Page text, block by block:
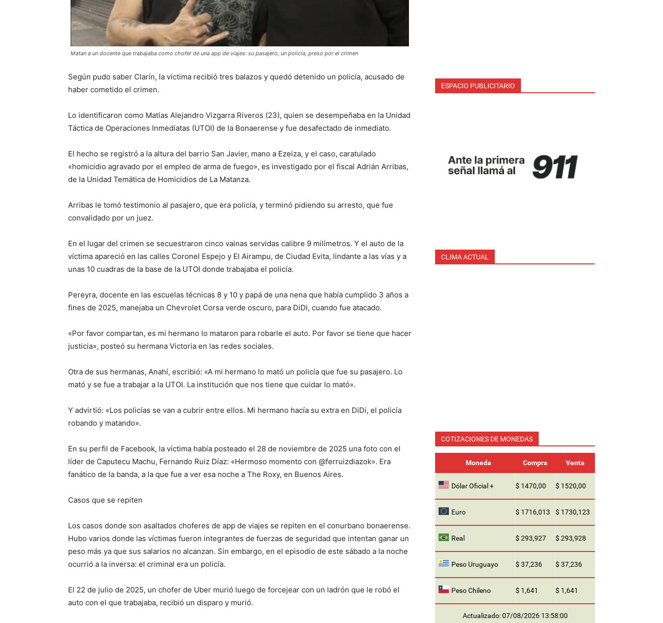
Matan a un docente que trabajaba como chofer de una app de viajes: su pasajero, un policía, preso por el crimen
Según pudo saber Clarín, la víctima recibió tres balazos y quedó detenido un policía, acusado de
haber cometido el crimen.
Lo identificaron como Matías Alejandro Vizgarra Riveros (23), quien se desempeñaba en la Unidad
Táctica de Operaciones Inmediatas (UTOI) de la Bonaerense y fue desafectado de inmediato.
El hecho se registró a la altura del barrio San Javier, mano a Ezeiza, y el caso, caratulado
«homicidio agravado por el empleo de arma de fuego», es investigado por el fiscal Adrián Arribas,
de la Unidad Temática de Homicidios de La Matanza.
Arribas le tomó testimonio al pasajero, que era policía, y terminó pidiendo su arresto, que fue
convalidado por un juez.
En el lugar del crimen se secuestraron cinco vainas servidas calibre 9 milímetros. Y el auto de la
víctima apareció en las calles Coronel Espejo y El Airampu, de Ciudad Evita, lindante a las vías y a
unas 10 cuadras de la base de la UTOI donde trabajaba el policía.
Pereyra, docente en las escuelas técnicas 8 y 10 y papá de una nena que había cumplido 3 años a
fines de 2025, manejaba un Chevrolet Corsa verde oscuro, para DiDi, cuando fue atacado.
«Por favor compartan, es mi hermano lo mataron para robarle el auto. Por favor se tiene que hacer
justicia», posteó su hermana Victoria en las redes sociales.
Otra de sus hermanas, Anahí, escribió: «A mi hermano lo mató un policía que fue su pasajero. Lo
mató y se fue a trabajar a la UTOI. La institución que nos tiene que cuidar lo mató».
Y advirtió: «Los policías se van a cubrir entre ellos. Mi hermano hacía su extra en DiDi, el policía
robando y matando».
En su perfil de Facebook, la víctima había posteado el 28 de noviembre de 2025 una foto con el
líder de Caputecu Machu, Fernando Ruiz Díaz: «Hermoso momento con @ferruizdiazok». Era
fanático de la banda, a la que fue a ver esa noche a The Roxy, en Buenos Aires.
Casos que se repiten
Los casos donde son asaltados choferes de app de viajes se repiten en el conurbano bonaerense.
Hubo varios donde las víctimas fueron integrantes de fuerzas de seguridad que intentan ganar un
peso más ya que sus salarios no alcanzan. Sin embargo, en el episodio de este sábado a la noche
ocurrió a la inversa: el criminal era un policía.
El 22 de julio de 2025, un chofer de Uber murió luego de forcejear con un ladrón que le robó el
auto con el que trabajaba, recibió un disparo y murió.
ESPACIO PUBLICITARIO
CLIMA ACTUAL
COTIZACIONES DE MONEDAS
Moneda Compra Venta
Dólar Oficial + $ 1470,00 $ 1520,00
Euro $ 1716,013 $ 1730,123
Real $ 293,927 $ 293,928
Peso Uruguayo $ 37,236 $ 37,236
Peso Chileno $ 1,641 $ 1,641
Actualizado: 07/08/2026 13:58:00